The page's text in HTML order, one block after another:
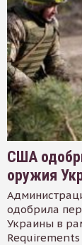
США
оружия
одобрила
Украины в